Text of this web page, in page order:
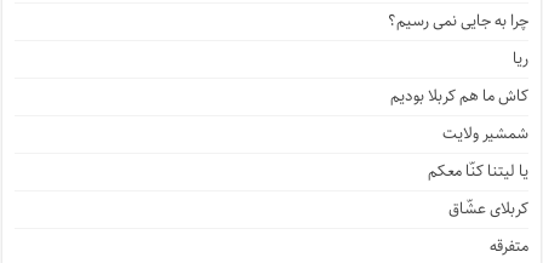
چرا به جایی نمی رسیم؟
ریا
کاش ما هم کربلا بودیم
شمشیر ولایت
یا لیتنا کنّا معکم
کربلای عشّاق
متفرقه